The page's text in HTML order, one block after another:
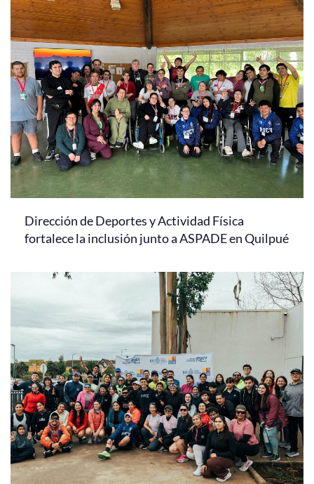
Dirección de Deportes y Actividad Física
fortalece la inclusión junto a ASPADE en Quilpué